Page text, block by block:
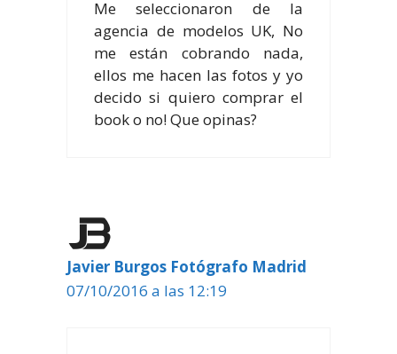
Me seleccionaron de la
agencia de modelos UK, No
me están cobrando nada,
ellos me hacen las fotos y yo
decido si quiero comprar el
book o no! Que opinas?
Javier Burgos Fotógrafo Madrid
07/10/2016 a las 12:19